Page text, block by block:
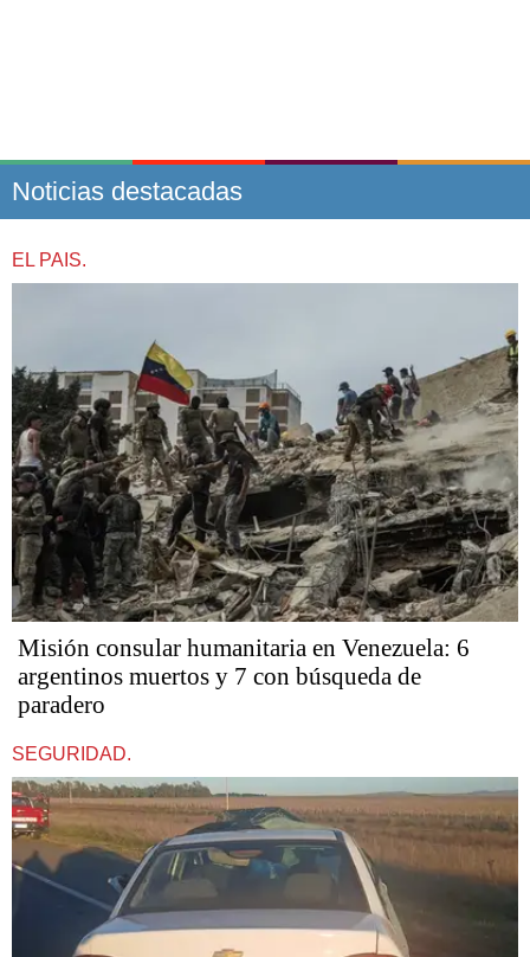
Noticias destacadas
EL PAIS.
Misión consular humanitaria en Venezuela: 6
argentinos muertos y 7 con búsqueda de
paradero
SEGURIDAD.